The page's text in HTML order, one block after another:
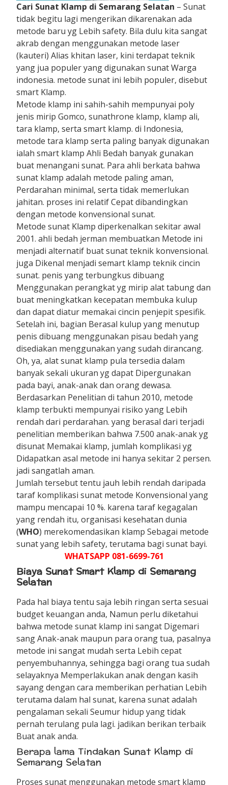
Cari Sunat Klamp di Semarang Selatan – Sunat
tidak begitu lagi mengerikan dikarenakan ada
metode baru yg Lebih safety. Bila dulu kita sangat
akrab dengan menggunakan metode laser
(kauteri) Alias khitan laser, kini terdapat teknik
yang jua populer yang digunakan sunat Warga
indonesia. metode sunat ini lebih populer, disebut
smart Klamp.
Metode klamp ini sahih-sahih mempunyai poly
jenis mirip Gomco, sunathrone klamp, klamp ali,
tara klamp, serta smart klamp. di Indonesia,
metode tara klamp serta paling banyak digunakan
ialah smart klamp Ahli Bedah banyak gunakan
buat menangani sunat. Para ahli berkata bahwa
sunat klamp adalah metode paling aman,
Perdarahan minimal, serta tidak memerlukan
jahitan. proses ini relatif Cepat dibandingkan
dengan metode konvensional sunat.
Metode sunat Klamp diperkenalkan sekitar awal
2001. ahli bedah jerman membuatkan Metode ini
menjadi alternatif buat sunat teknik konvensional.
juga Dikenal menjadi semart klamp teknik cincin
sunat. penis yang terbungkus dibuang
Menggunakan perangkat yg mirip alat tabung dan
buat meningkatkan kecepatan membuka kulup
dan dapat diatur memakai cincin penjepit spesifik.
Setelah ini, bagian Berasal kulup yang menutup
penis dibuang menggunakan pisau bedah yang
disediakan menggunakan yang sudah dirancang.
Oh, ya, alat sunat klamp pula tersedia dalam
banyak sekali ukuran yg dapat Dipergunakan
pada bayi, anak-anak dan orang dewasa.
Berdasarkan Penelitian di tahun 2010, metode
klamp terbukti mempunyai risiko yang Lebih
rendah dari perdarahan. yang berasal dari terjadi
penelitian memberikan bahwa 7.500 anak-anak yg
disunat Memakai klamp, jumlah komplikasi yg
Didapatkan asal metode ini hanya sekitar 2 persen.
jadi sangatlah aman.
Jumlah tersebut tentu jauh lebih rendah daripada
taraf komplikasi sunat metode Konvensional yang
mampu mencapai 10 %. karena taraf kegagalan
yang rendah itu, organisasi kesehatan dunia
(WHO) merekomendasikan klamp Sebagai metode
sunat yang lebih safety, terutama bagi sunat bayi.
WHATSAPP 081-6699-761
Biaya Sunat Smart Klamp di Semarang
Selatan
Pada hal biaya tentu saja lebih ringan serta sesuai
budget keuangan anda, Namun perlu diketahui
bahwa metode sunat klamp ini sangat Digemari
sang Anak-anak maupun para orang tua, pasalnya
metode ini sangat mudah serta Lebih cepat
penyembuhannya, sehingga bagi orang tua sudah
selayaknya Memperlakukan anak dengan kasih
sayang dengan cara memberikan perhatian Lebih
terutama dalam hal sunat, karena sunat adalah
pengalaman sekali Seumur hidup yang tidak
pernah terulang pula lagi. jadikan berikan terbaik
Buat anak anda.
Berapa lama Tindakan Sunat Klamp di
Semarang Selatan
Proses sunat menggunakan metode smart klamp